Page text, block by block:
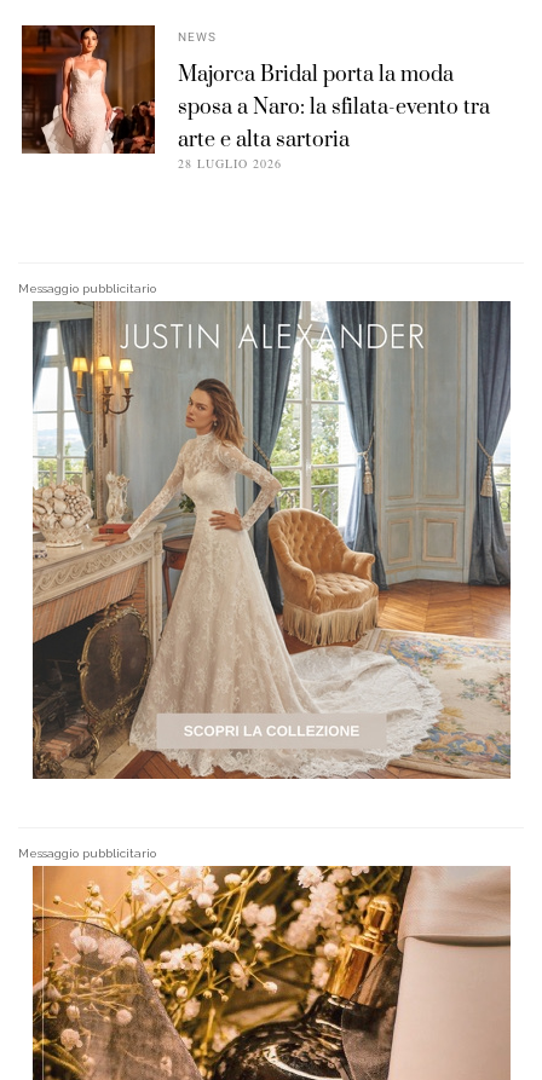
NEWS
Majorca Bridal porta la moda
sposa a Naro: la sfilata-evento tra
arte e alta sartoria
28 LUGLIO 2026
Messaggio pubblicitario
Messaggio pubblicitario